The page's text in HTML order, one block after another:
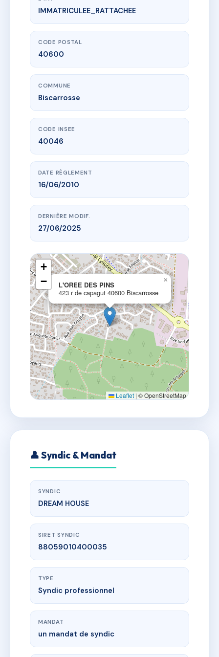
www.vme.plus/AC6804470
L'OREE DES PINS
423 r de capagut
IMMATRICULEE_RATTACHEE
CODE POSTAL
40600
COMMUNE
Biscarrosse
CODE INSEE
40046
DATE RÈGLEMENT
16/06/2010
DERNIÈRE MODIF.
27/06/2025
L'OREE DES PINS
423 r de capagut 40600 Biscarrosse
×
+
−
Leaflet | © OpenStreetMap
👤 Syndic & Mandat
SYNDIC
DREAM HOUSE
SIRET SYNDIC
88059010400035
TYPE
Syndic professionnel
MANDAT
un mandat de syndic